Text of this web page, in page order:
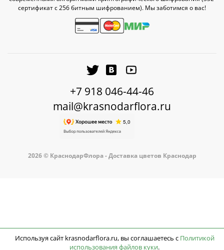
Используя сайт krasnodarflora.ru, вы соглашаетесь с Политикой
использования файлов куки.
сертификат c 256 битным шифрованием). Мы заботимся о вас!
+7 918 046-44-46
mail@krasnodarflora.ru
2026 © КраснодарФлора - Доставка цветов Краснодар